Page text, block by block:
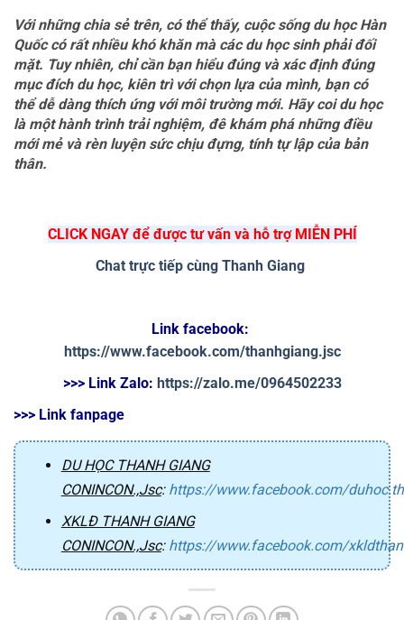
Với những chia sẻ trên, có thể thấy, cuộc sống du học Hàn
Quốc có rất nhiều khó khăn mà các du học sinh phải đối
mặt. Tuy nhiên, chỉ cần bạn hiểu đúng và xác định đúng
mục đích du học, kiên trì với chọn lựa của mình, bạn có
thể dễ dàng thích ứng với môi trường mới. Hãy coi du học
là một hành trình trải nghiệm, đê khám phá những điều
mới mẻ và rèn luyện sức chịu đựng, tính tự lập của bản
thân.
CLICK NGAY để được tư vấn và hỗ trợ MIỄN PHÍ
Chat trực tiếp cùng Thanh Giang
https://www.facebook.com/thanhgiang.jsc
>>> Link Zalo: https://zalo.me/0964502233
>>> Link fanpage
DU HỌC THANH GIANG
CONINCON.,Jsc: https://www.facebook.com/
XKLĐ THANH GIANG
CONINCON.,Jsc: https://www.facebook.com/